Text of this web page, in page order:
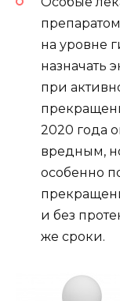
на уровне
назначать
при
2020 года
вредным,
особенно
и без
же сроки.